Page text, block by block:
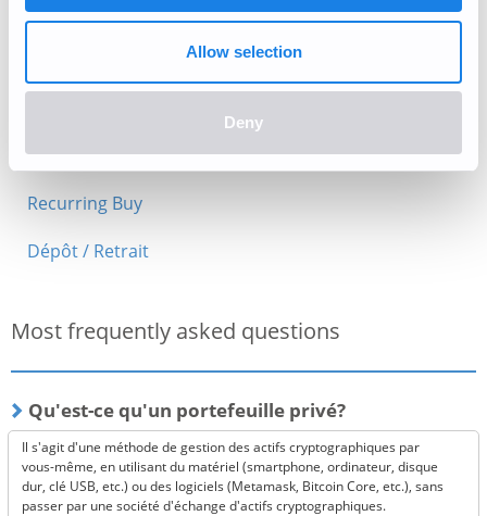
Allow selection
Deny
Acheter/Vendre
Dépôts PayPal (Actuellement Indisponible)
Recurring Buy
Dépôt / Retrait
Most frequently asked questions
Qu'est-ce qu'un portefeuille privé?
Il s'agit d'une méthode de gestion des actifs cryptographiques par
vous-même, en utilisant du matériel (smartphone, ordinateur, disque
dur, clé USB, etc.) ou des logiciels (Metamask, Bitcoin Core, etc.), sans
passer par une société d'échange d'actifs cryptographiques.